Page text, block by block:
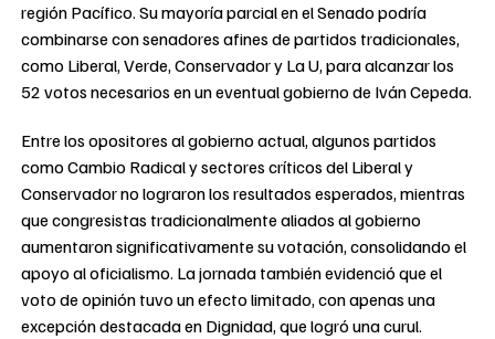
región Pacífico. Su mayoría parcial en el Senado podría
combinarse con senadores afines de partidos tradicionales,
como Liberal, Verde, Conservador y La U, para alcanzar los
52 votos necesarios en un eventual gobierno de Iván Cepeda.
Entre los opositores al gobierno actual, algunos partidos
como Cambio Radical y sectores críticos del Liberal y
Conservador no lograron los resultados esperados, mientras
que congresistas tradicionalmente aliados al gobierno
aumentaron significativamente su votación, consolidando el
apoyo al oficialismo. La jornada también evidenció que el
voto de opinión tuvo un efecto limitado, con apenas una
excepción destacada en Dignidad, que logró una curul.